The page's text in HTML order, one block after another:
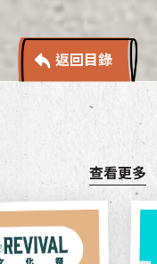
返回目錄
查看更多